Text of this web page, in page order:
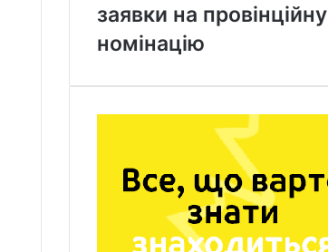
заявки на провінційну
номінацію